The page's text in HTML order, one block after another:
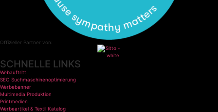
Offizieller Partner von:
SCHNELLE LINKS
Webauftritt
SEO Suchmaschinenoptimierung
Werbebanner
Multimedia Produktion
Printmedien
Werbeartikel & Textil Katalog